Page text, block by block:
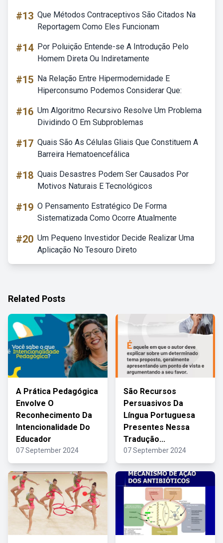
#13 Que Métodos Contraceptivos São Citados Na
Reportagem Como Eles Funcionam
#14 Por Poluição Entende-se A Introdução Pelo
Homem Direta Ou Indiretamente
#15 Na Relação Entre Hipermodernidade E
Hiperconsumo Podemos Considerar Que:
#16 Um Algoritmo Recursivo Resolve Um Problema
Dividindo O Em Subproblemas
#17 Quais São As Células Gliais Que Constituem A
Barreira Hematoencefálica
#18 Quais Desastres Podem Ser Causados Por
Motivos Naturais E Tecnológicos
#19 O Pensamento Estratégico De Forma
Sistematizada Como Ocorre Atualmente
#20 Um Pequeno Investidor Decide Realizar Uma
Aplicação No Tesouro Direto
Related Posts
A Prática Pedagógica
Envolve O
Reconhecimento Da
Intencionalidade Do
Educador
07 September 2024
São Recursos
Persuasivos Da
Língua Portuguesa
Presentes Nessa
Tradução...
07 September 2024